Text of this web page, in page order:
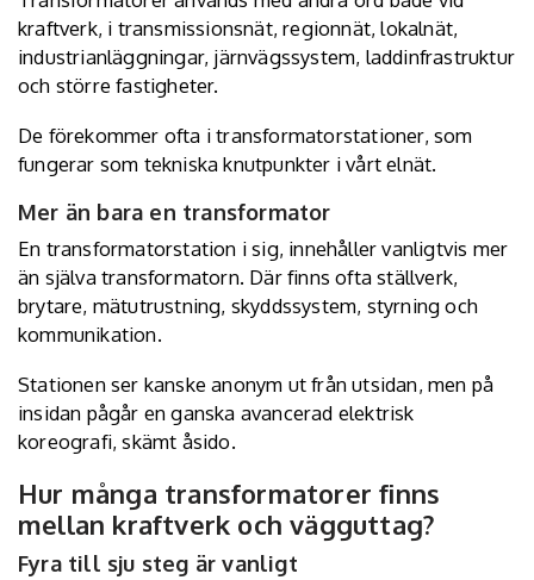
kraftverk, i transmissionsnät, regionnät, lokalnät,
industrianläggningar, järnvägssystem, laddinfrastruktur
och större fastigheter.
De förekommer ofta i transformatorstationer, som
fungerar som tekniska knutpunkter i vårt elnät.
Mer än bara en transformator
En transformatorstation i sig, innehåller vanligtvis mer
än själva transformatorn. Där finns ofta ställverk,
brytare, mätutrustning, skyddssystem, styrning och
kommunikation.
Stationen ser kanske anonym ut från utsidan, men på
insidan pågår en ganska avancerad elektrisk
koreografi, skämt åsido.
Hur många transformatorer finns
mellan kraftverk och vägguttag?
Fyra till sju steg är vanligt